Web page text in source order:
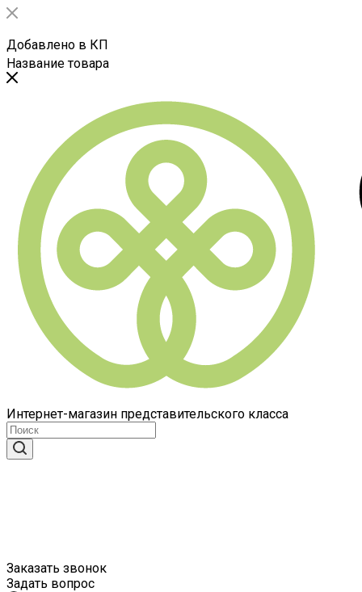
Добавлено в КП
Название товара
Интернет-магазин представительского класса
Заказать звонок
Задать вопрос